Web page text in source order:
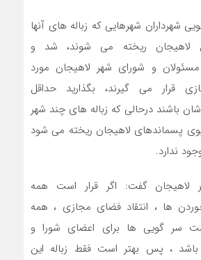
شهرداران شهرهایی که زباله های آنها
لاهیجان ریخته می شوند، شد و
و شورای شهر لاهیجان مورد
قرار می گیرند، بگذارید حداقل
باشند درحالی که زباله های چند شهر
پسماندهای لاهیجان ریخته می شود
ندارد.
لاهیجان گفت: اگر قرار است همه
ها ، انتقاد فضای مجازی ، همه
سر گویی ها برای اعضای شورا و
باشد ، پس بهتر است فقط زباله این